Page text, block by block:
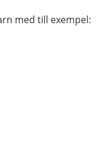
med till exempel: